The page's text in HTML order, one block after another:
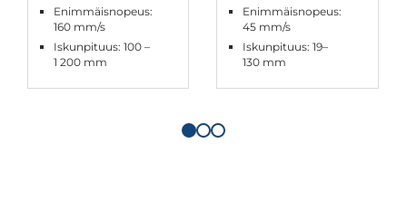
Enimmäisnopeus:
160 mm/s
Iskunpituus: 100 –
1 200 mm
Enimmäisnopeus:
45 mm/s
Iskunpituus: 19–
130 mm